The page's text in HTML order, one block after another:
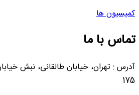
کمیسیون ها
تماس با ما
آدرس : تهران، خیابان طالقانی، نبش
175